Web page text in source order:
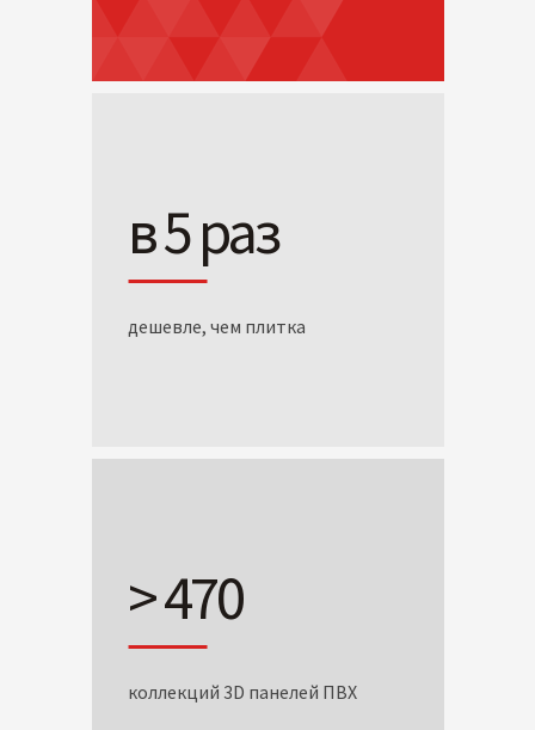
в 5 раз
дешевле, чем плитка
> 470
коллекций 3D панелей ПВХ